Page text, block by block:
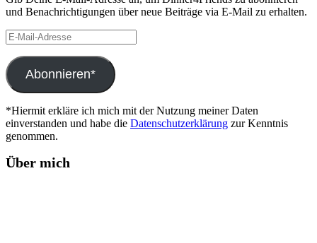
und Benachrichtigungen über neue Beiträge via E-Mail zu erhalten.
E-
Mail-
Adresse
Abonnieren*
*Hiermit erkläre ich mich mit der Nutzung meiner Daten
einverstanden und habe die Datenschutzerklärung zur Kenntnis
genommen.
Über mich